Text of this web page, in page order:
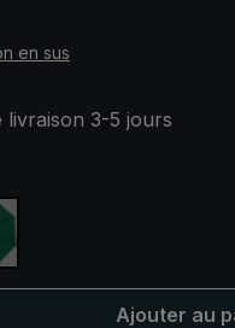
en sus
livraison 3-5 jours
foncé
Ajouter au